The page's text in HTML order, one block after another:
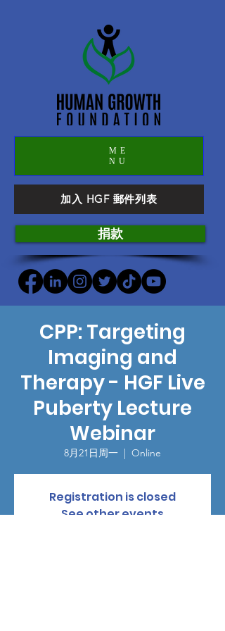
ME
NU
加入 HGF 郵件列表
捐款
CPP: Targeting
Imaging and
Therapy - HGF Live
Puberty Lecture
Webinar
8月21日周一
  |
Online
Registration is closed
See other events